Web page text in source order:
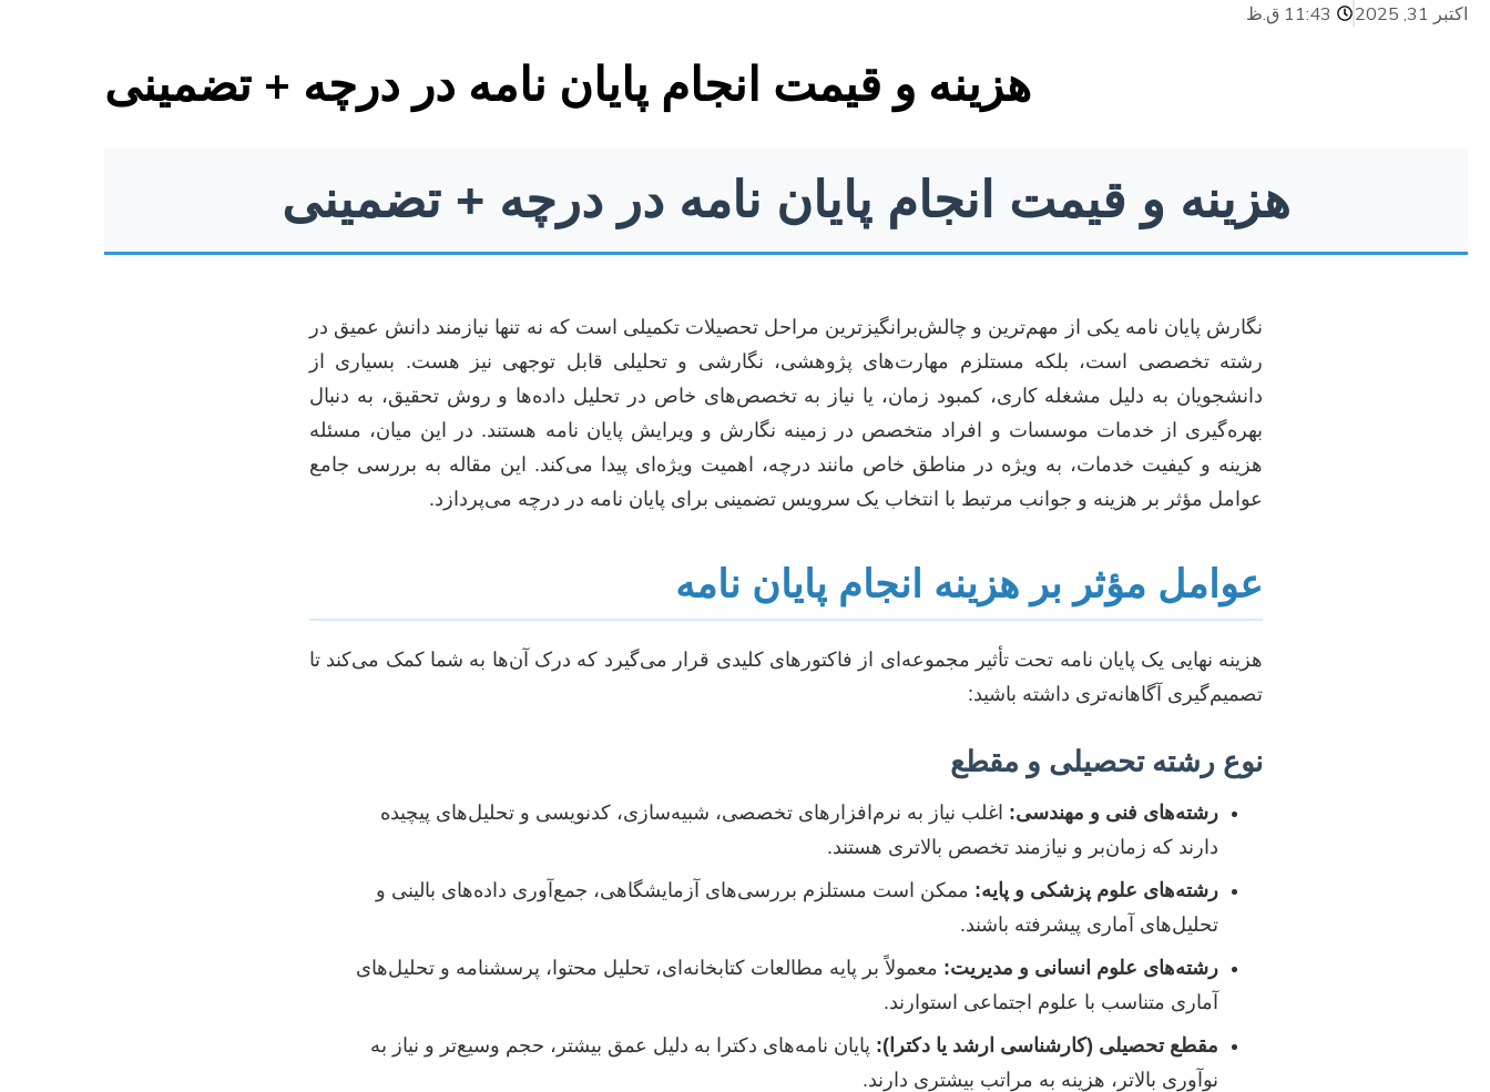
اکتبر 31, 2025 11:43 ق.ظ
هزینه و قیمت انجام پایان نامه در درچه + تضمینی
هزینه و قیمت انجام پایان نامه در درچه + تضمینی
نگارش پایان نامه یکی از مهم‌ترین و چالش‌برانگیزترین مراحل تحصیلات تکمیلی است که نه تنها نیازمند دانش عمیق در
رشته تخصصی است، بلکه مستلزم مهارت‌های پژوهشی، نگارشی و تحلیلی قابل توجهی نیز هست. بسیاری از
دانشجویان به دلیل مشغله کاری، کمبود زمان، یا نیاز به تخصص‌های خاص در تحلیل داده‌ها و روش تحقیق، به دنبال
بهره‌گیری از خدمات موسسات و افراد متخصص در زمینه نگارش و ویرایش پایان نامه هستند. در این میان، مسئله
هزینه و کیفیت خدمات، به ویژه در مناطق خاص مانند درچه، اهمیت ویژه‌ای پیدا می‌کند. این مقاله به بررسی جامع
عوامل مؤثر بر هزینه و جوانب مرتبط با انتخاب یک سرویس تضمینی برای پایان نامه در درچه می‌پردازد.
عوامل مؤثر بر هزینه انجام پایان نامه
هزینه نهایی یک پایان نامه تحت تأثیر مجموعه‌ای از فاکتورهای کلیدی قرار می‌گیرد که درک آن‌ها به شما کمک می‌کند تا
تصمیم‌گیری آگاهانه‌تری داشته باشید:
نوع رشته تحصیلی و مقطع
رشته‌های فنی و مهندسی: اغلب نیاز به نرم‌افزارهای تخصصی، شبیه‌سازی، کدنویسی و تحلیل‌های پیچیده
دارند که زمان‌بر و نیازمند تخصص بالاتری هستند.
رشته‌های علوم پزشکی و پایه: ممکن است مستلزم بررسی‌های آزمایشگاهی، جمع‌آوری داده‌های بالینی و
تحلیل‌های آماری پیشرفته باشند.
رشته‌های علوم انسانی و مدیریت: معمولاً بر پایه مطالعات کتابخانه‌ای، تحلیل محتوا، پرسشنامه و تحلیل‌های
آماری متناسب با علوم اجتماعی استوارند.
مقطع تحصیلی (کارشناسی ارشد یا دکترا): پایان نامه‌های دکترا به دلیل عمق بیشتر، حجم وسیع‌تر و نیاز به
نوآوری بالاتر، هزینه به مراتب بیشتری دارند.